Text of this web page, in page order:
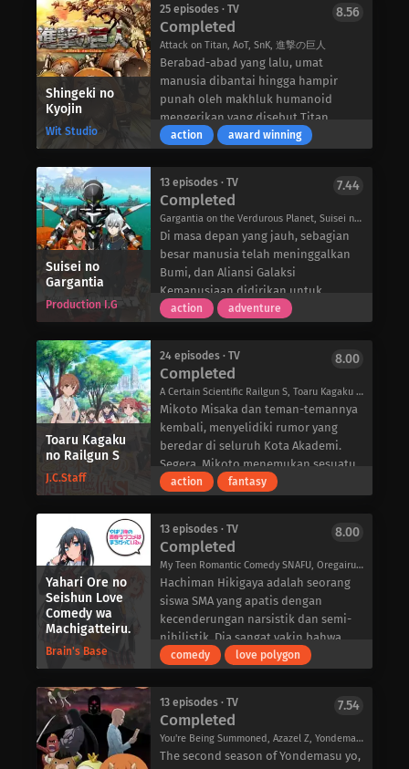
Meskipun demikian, Kirino masih
bisa meluangkan waktu untuk
memuaskan kebutuhan otaku
dengan ditemani kakaknya.
Hikari Sanehara, rekan sesama
penggemar fotografi; Tomoe Misumi,
teman sekelasnya yang pemalu; Rina
Yunoki, satu-satunya anggota
Cooking Research Society; dan Mai
Sakura, teman saudara
perempuannya.
Sewaktu menekuni hobi barunya,
Namun demikian, interaksinya yang
terus berlanjut dengan para gadis,
membuatnya bertanya-tanya, apakah
mereka ingin terlibat dalam bidang
lain dalam kehidupannya, di
samping fotografi.
dan sangat pemalu. Dia juga memiliki
kecenderungan yang tidak
menguntungkan untuk
menghancurkan perangkat
elektronik apa pun hanya dengan
menyentuhnya.
Meskipun demikian, ia tetap ingin
mencoba mengubah hidupnya.
menindaklanjuti transformasi ini,
Izumiko memulai dengan memotong
poninya, yang mengejutkan teman
sekelas dan pelindungnya. Dan itu
baru permulaan! Penjaganya,
Yukimasa Sagara, memaksa putranya,
Miyuki, untuk datang ke kuil gunung
dan menjadi pelayan dan pelindung
sama lain. Mereka sudah saling
mengenal sejak kecil, dan Miyuki
sangat mengganggunya. Dia sama
sekali tidak mengerti apa yang
istimewa dari Izumiko. Ayahnya
menyebut Izumiko sebagai seorang
dewi, tapi itu tidak mungkin benar,
bukan? Akankah Izumiko dan Miyuki
mereka? Apakah dia benar-benar
seorang dewi? Cari tahu di RDG: Red
Data Girl!
Shingeki no
Kyojin
Wit Studio
25 episodes · TV
Completed
Attack on Titan, AoT, SnK, 進撃の巨人
8.56
Berabad-abad yang lalu, umat
manusia dibantai hingga hampir
punah oleh makhluk humanoid
mengerikan yang disebut Titan,
memaksa manusia bersembunyi
Yang membuat para raksasa ini
benar-benar menakutkan adalah
selera mereka terhadap daging
manusia tidak lahir dari rasa lapar,
melainkan dari rasa senang. Untuk
memastikan kelangsungan hidup
mereka, sisa-sisa umat manusia
mulai hidup dalam batas-batas
tahun tanpa satu pun perjumpaan
dengan Titan. Namun, ketenangan
yang rapuh itu segera hancur ketika
Titan kolosal berhasil menembus
tembok luar yang seharusnya tak
tertembus, menghidupkan kembali
pertarungan untuk bertahan hidup
melawan kekejian pemakan manusia.
makhluk-makhluk penyerang, Eren
Yeager mendedikasikan hidupnya
untuk membasmi mereka dengan
mendaftarkan diri ke dalam Korps
Survei, unit militer elit yang
memerangi humanoid tanpa belas
kasihan di luar perlindungan
tembok. Eren, adik angkatnya Mikasa
Armin Arlert bergabung dalam
perang brutal melawan para Titan
dan berlomba untuk menemukan
cara mengalahkan mereka sebelum
action award winning
Suisei no
Gargantia
Production I.G
13 episodes · TV
Completed
Gargantia on the Verdurous Planet, Suisei no Galgantia, 翠星のガルガンティア
7.44
Di masa depan yang jauh, sebagian
besar manusia telah meninggalkan
Bumi, dan Aliansi Galaksi
Kemanusiaan didirikan untuk
memandu eksplorasi dan
muncul dalam bentuk makhluk aneh
yang disebut Hideauze, yang
mengakibatkan perang antarbintang
untuk mencegah kepunahan umat
manusia. Berbekal Chamber, sebuah
robot otonom, Letnan Ledo yang
berusia 16 tahun dari Aliansi Galaksi
bergabung dalam pertempuran
sebuah kejadian yang tidak
menguntungkan, Ledo kehilangan
kendali selama pertempuran dan
terlempar ke luar angkasa, mendarat
darurat di Bumi yang tergenang air.
Di planet biru, Gargantia-sebuah
armada kapal pemulung yang besar-
menemukan Chamber dan
sesuatu yang berharga. Mengira
tindakan mereka sebagai tindakan
permusuhan, Ledo menyelinap ke
action adventure
Toaru Kagaku
no Railgun S
J.C.Staff
24 episodes · TV
Completed
A Certain Scientific Railgun S, Toaru Kagaku no Railgun 2, Toaru Kagaku no Choudenjihou 2, A Certain Scientific Railgun 2, とある科学の超電磁砲S
8.00
Mikoto Misaka dan teman-temannya
kembali, menyelidiki rumor yang
beredar di seluruh Kota Akademi.
Segera, Mikoto menemukan sesuatu
yang menakutkan: eksperimen
pembunuhan ribuan espers. Terlebih
lagi, para espers ini bukanlah
manusia biasa: mereka adalah
kloningan Mikoto sendiri. Merasa
bertanggung jawab atas perlakuan
mereka, dia berangkat untuk
mengakhiri eksperimen tersebut;
namun, kekuatan yang
daripada yang dia perkirakan, dan
Mikoto mendapati dirinya
berhadapan dengan beberapa espers
paling kuat yang bisa dibayangkan.
action fantasy
Yahari Ore no
Seishun Love
Comedy wa
Machigatteiru.
Brain's Base
13 episodes · TV
Completed
My Teen Romantic Comedy SNAFU, Oregairu, My youth romantic comedy is wrong as I expected., やはり俺の青春ラブコメはまちがっている。
8.00
Hachiman Hikigaya adalah seorang
siswa SMA yang apatis dengan
kecenderungan narsistik dan semi-
nihilistik. Dia sangat yakin bahwa
masa muda yang penuh keceriaan
hanya membohongi diri mereka
sendiri.
Sebagai hukuman baru karena
comedy love polygon
13 episodes · TV
Completed
You're Being Summoned, Azazel Z, Yondemasu yo, Azazel-san. 2nd Season, よんでますよ、アザゼルさん。Z
7.54
The second season of Yondemasu yo,